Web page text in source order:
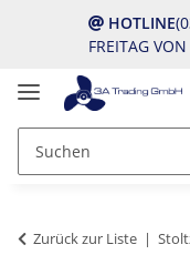
HOTLINE
FREITAG
Zurück zur Liste